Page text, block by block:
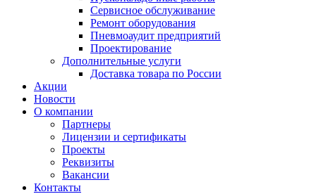
Сервисное обслуживание
Ремонт оборудования
Пневмоаудит предприятий
Проектирование
Дополнительные услуги
Доставка товара по России
Акции
Новости
О компании
Партнеры
Лицензии и сертификаты
Проекты
Реквизиты
Вакансии
Контакты